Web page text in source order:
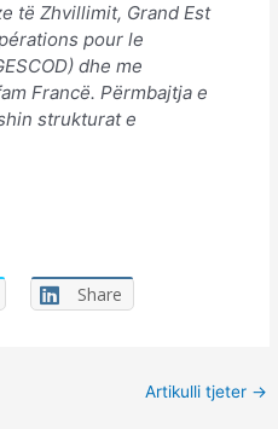
të Zhvillimit, Grand Est
pour le
dhe me
Francë. Përmbajtja e
strukturat e
Share
Artikulli tjeter →